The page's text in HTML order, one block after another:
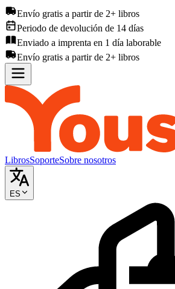
Envío gratis a partir de 2+ libros
Periodo de devolución de 14 días
Enviado a imprenta en 1 día laborable
Envío gratis a partir de 2+ libros
LibrosSoporteSobre nosotros
ES